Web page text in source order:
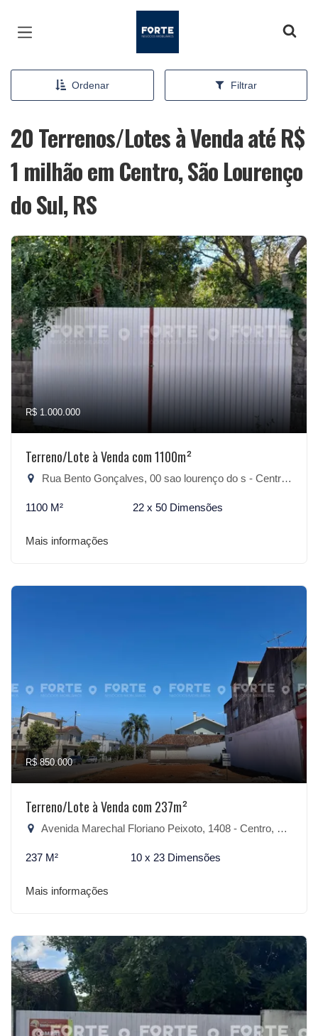
Ordenar Filtrar
20 Terrenos/Lotes à Venda até R$
1 milhão em Centro, São Lourenço
do Sul, RS
R$ 1.000.000
Terreno/Lote à Venda com 1100m²
Rua Bento Gonçalves, 00 sao lourenço do s - Centro, São Lourenço do Sul-RS
1100 M² 22 x 50 Dimensões
Mais informações
R$ 850.000
Terreno/Lote à Venda com 237m²
Avenida Marechal Floriano Peixoto, 1408 - Centro, São Lourenço do Sul-RS
237 M² 10 x 23 Dimensões
Mais informações